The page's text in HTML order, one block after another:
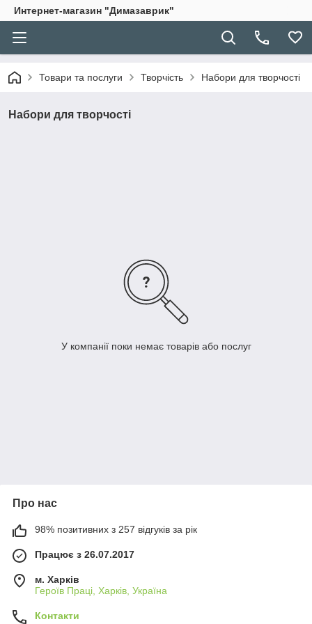
Интернет-магазин "Димазаврик"
Товари та послуги Творчість Набори для творчості
Набори для творчості
У компанії поки немає товарів або послуг
Про нас
98% позитивних з 257 відгуків за рік
Працює з 26.07.2017
м. Харків
Героїв Праці, Харків, Україна
Контакти